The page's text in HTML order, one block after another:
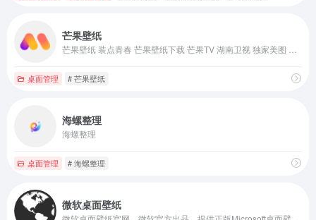
芒果壁纸
桌面管理 # 芒果壁纸
海螺整理
海螺整理
桌面管理 # 海螺整理
微软桌面壁纸